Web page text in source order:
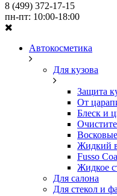
8 (499) 372-17-15
пн-пт: 10:00-18:00
Автокосметика
Для кузова
Защита
От
Блеск и
Жидкий
Fusso
Жидкое
Для салона
Для стекол и